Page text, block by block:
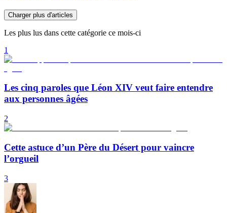
Charger plus d'articles
Les plus lus dans cette catégorie ce mois-ci
1
Les cinq paroles que Léon XIV veut faire entendre
aux personnes âgées
2
Cette astuce d’un Père du Désert pour vaincre
l’orgueil
3